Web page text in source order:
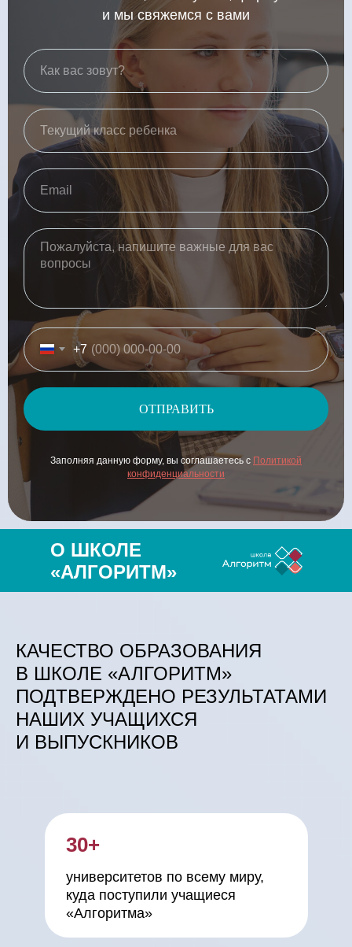
и мы свяжемся с вами
+7
ОТПРАВИТЬ
Заполняя данную форму, вы соглашаетесь с Политикой
конфиденциальности
О ШКОЛЕ
«АЛГОРИТМ»
КАЧЕСТВО ОБРАЗОВАНИЯ
В ШКОЛЕ «АЛГОРИТМ»
ПОДТВЕРЖДЕНО РЕЗУЛЬТАТАМИ
НАШИХ УЧАЩИХСЯ
И ВЫПУСКНИКОВ
30+
университетов по всему миру,
куда поступили учащиеся
«Алгоритма»